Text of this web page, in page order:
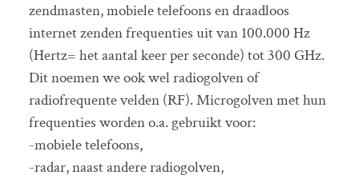
zendmasten, mobiele telefoons en draadloos
internet zenden frequenties uit van 100.000 Hz
(Hertz= het aantal keer per seconde) tot 300 GHz.
Dit noemen we ook wel radiogolven of
radiofrequente velden (RF). Microgolven met hun
frequenties worden o.a. gebruikt voor:
-mobiele telefoons,
-radar, naast andere radiogolven,